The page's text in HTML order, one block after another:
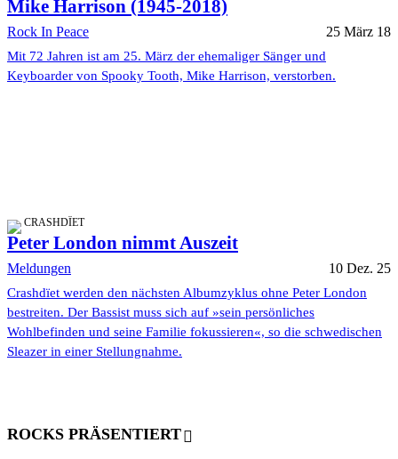
Mike Harrison (1945-2018)
Rock In Peace 25 März 18
Mit 72 Jahren ist am 25. März der ehemaliger Sänger und
Keyboarder von Spooky Tooth, Mike Harrison, verstorben.
CRASHDÏET
Peter London nimmt Auszeit
Meldungen 10 Dez. 25
Crashdïet werden den nächsten Albumzyklus ohne Peter London
bestreiten. Der Bassist muss sich auf »sein persönliches
Wohlbefinden und seine Familie fokussieren«, so die schwedischen
Sleazer in einer Stellungnahme.
ROCKS PRÄSENTIERT